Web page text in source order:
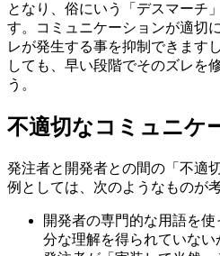
となり、俗にいう「デスマーチ
す。コミュニケーションが適切
レが発生する事を抑制できます
しても、早い段階でそのズレを
う。
不適切なコミュニケ
発注者と開発者との間の「不適
例としては、次のようなものが
開発者の専門的な用語を
分な理解を得られていない